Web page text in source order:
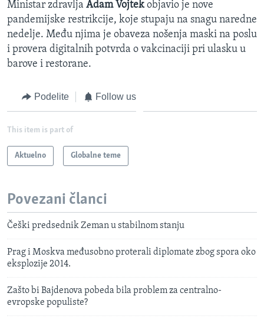
Ministar zdravlja Adam Vojtekobjavio je nove
pandemijske restrikcije, koje stupaju na snagu naredne
nedelje. Među njima je obaveza nošenja maski na poslu
i provera digitalnih potvrda o vakcinaciji pri ulasku u
barove i restorane.
Podelite Follow us
This item is part of
Aktuelno Globalne teme
Povezani članci
Češki predsednik Zeman u stabilnom stanju
Prag i Moskva međusobno proterali diplomate zbog spora oko
eksplozije 2014.
Zašto bi Bajdenova pobeda bila problem za centralno-
evropske populiste?